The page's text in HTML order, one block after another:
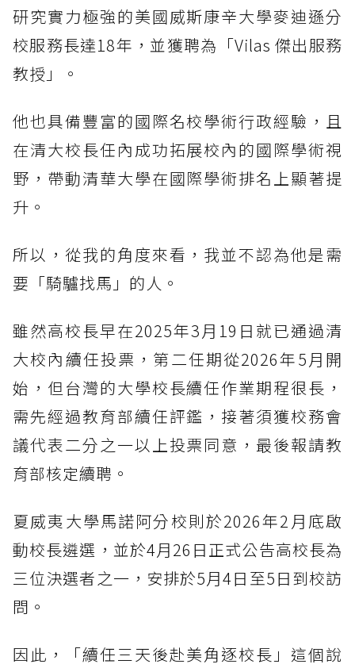
研究實力極強的美國威斯康辛大學麥迪遜分
校服務長達18年，並獲聘為「Vilas 傑出服務
教授」。
他也具備豐富的國際名校學術行政經驗，且
在清大校長任內成功拓展校內的國際學術視
野，帶動清華大學在國際學術排名上顯著提
升。
所以，從我的角度來看，我並不認為他是需
要「騎驢找馬」的人。
雖然高校長早在2025年3月19日就已通過清
大校內續任投票，第二任期從2026年5月開
始，但台灣的大學校長續任作業期程很長，
需先經過教育部續任評鑑，接著須獲校務會
議代表二分之一以上投票同意，最後報請教
育部核定續聘。
夏威夷大學馬諾阿分校則於2026年2月底啟
動校長遴選，並於4月26日正式公告高校長為
三位決選者之一，安排於5月4日至5日到校訪
問。
因此，「續任三天後赴美角逐校長」這個說